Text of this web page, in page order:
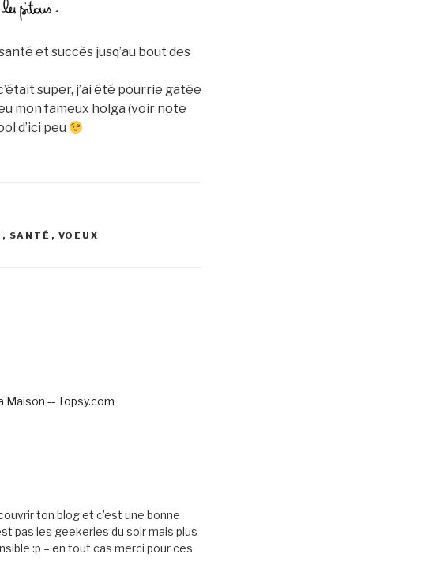
et succès jusq’au bout des
super, j’ai été pourrie gatée
mon fameux holga (voir note
d’ici peu
, SANTÉ , VOEUX
Maison -- Topsy.com
ton blog et c’est une bonne
pas les geekeries du soir mais plus
:p – en tout cas merci pour ces